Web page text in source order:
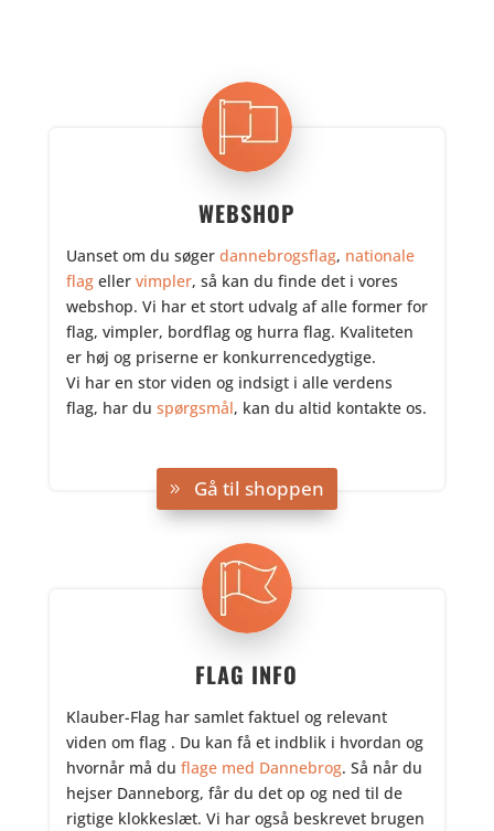
WEBSHOP
Uanset om du søger dannebrogsflag, nationale
flageller vimpler, så kan du finde det i vores
webshop. Vi har et stort udvalg af alle former for
flag, vimpler, bordflag og hurra flag. Kvaliteten
er høj og priserne er konkurrencedygtige.
Vi har en stor viden og indsigt i alle verdens
flag, har du spørgsmål, kan du altid kontakte os.
Gå til shoppen
FLAG INFO
Klauber-Flag har samlet faktuel og relevant
viden om flag . Du kan få et indblik i hvordan og
hvornår må du flage med Dannebrog. Så når du
hejser Danneborg, får du det op og ned til de
rigtige klokkeslæt. Vi har også beskrevet brugen